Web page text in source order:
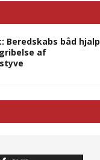
Beredskabs båd hjalp
af